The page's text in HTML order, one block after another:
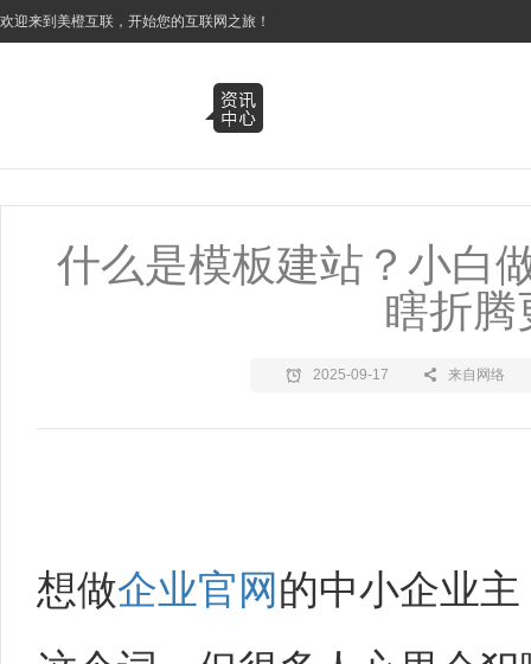
欢迎来到美橙互联，开始您的互联网之旅！
什么是模板建站？小白
瞎折腾
2025-09-17 来自网络
想做企业官网 的中小企业